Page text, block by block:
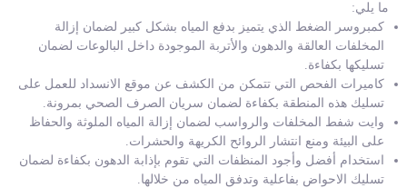
ما يلي:
كمبروسر الضغط الذي يتميز بدفع المياه بشكل كبير لضمان إزالة
المخلفات العالقة والدهون والأتربة الموجودة داخل البالوعات لضمان
تسليكها بكفاءة.
كاميرات الفحص التي تتمكن من الكشف عن موقع الانسداد للعمل على
تسليك هذه المنطقة بكفاءة لضمان سريان الصرف الصحي بمرونة.
وايت شفط المخلفات والرواسب لضمان إزالة المياه الملوثة والحفاظ
على البيئة ومنع انتشار الروائح الكريهة والحشرات.
استخدام أفضل وأجود المنظفات التي تقوم بإذابة الدهون بكفاءة لضمان
تسليك الاحواض بفاعلية وتدفق المياه من خلالها.